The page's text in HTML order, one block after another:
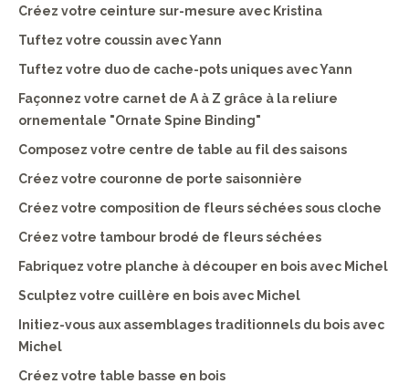
Créez votre ceinture sur-mesure avec Kristina
Tuftez votre coussin avec Yann
Tuftez votre duo de cache-pots uniques avec Yann
Façonnez votre carnet de A à Z grâce à la reliure
ornementale "Ornate Spine Binding"
Composez votre centre de table au fil des saisons
Créez votre couronne de porte saisonnière
Créez votre composition de fleurs séchées sous cloche
Créez votre tambour brodé de fleurs séchées
Fabriquez votre planche à découper en bois avec Michel
Sculptez votre cuillère en bois avec Michel
Initiez-vous aux assemblages traditionnels du bois avec
Michel
Créez votre table basse en bois